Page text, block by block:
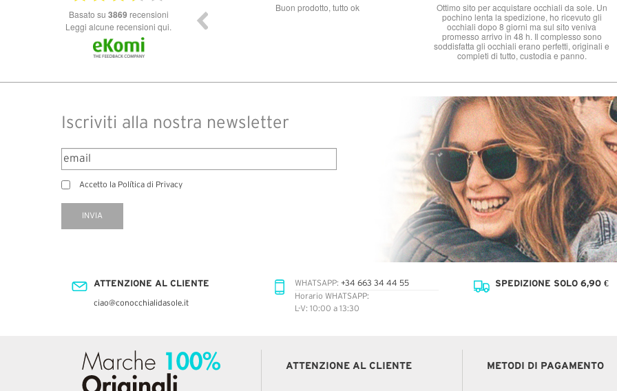
basato su 3869 recensioni
Leggi alcune recensioni qui.
Buon prodotto, tutto ok
Ottimo sito per acquistare occhiali da sole. Un
pochino lenta la spedizione, ho ricevuto gli
occhiali dopo 8 giorni ma sul sito veniva
promesso arrivo in 48 h. Il complesso sono
soddisfatta gli occhiali erano perfetti, originali e
completi di tutto, custodia e panno.
Iscriviti alla nostra newsletter
Accetto la Política di Privacy
INVIA
ATTENZIONE AL CLIENTE
ciao@conocchialidasole.it
WHATSAPP: +34 663 34 44 55
Horario WHATSAPP:
L-V: 10:00 a 13:30
SPEDIZIONE SOLO 6,90 €
ATTENZIONE AL CLIENTE METODI DI PAGAMENTO